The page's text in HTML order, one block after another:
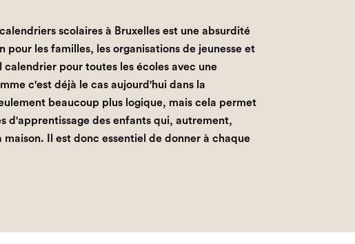
scolaires à Bruxelles est une absurdité
pour les familles, les organisations de jeunesse et
calendrier pour toutes les écoles avec une
c'est déjà le cas aujourd'hui dans la
beaucoup plus logique, mais cela permet
d'apprentissage des enfants qui, autrement,
Il est donc essentiel de donner à chaque